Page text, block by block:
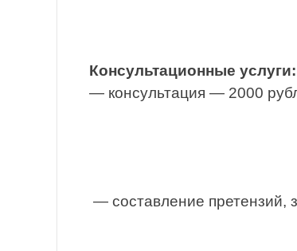
Консультационные услуги:
— консультация — 2000
— составление претензий,